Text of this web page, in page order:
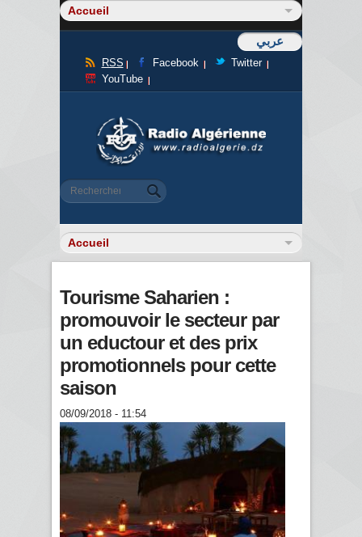
عربي
RSS Facebook
Twitter
YouTube
Formulaire de recherche
Rechercher
Tourisme Saharien :
promouvoir le secteur par
un eductour et des prix
promotionnels pour cette
saison
08/09/2018 - 11:54